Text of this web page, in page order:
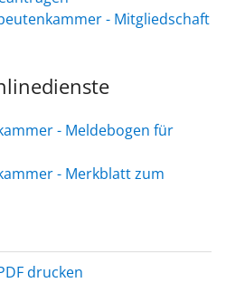
- Mitgliedschaft
- Meldebogen für
- Merkblatt zum
drucken